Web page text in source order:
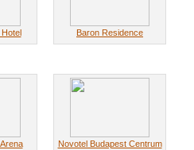
Baron Residence
Novotel Budapest Centrum